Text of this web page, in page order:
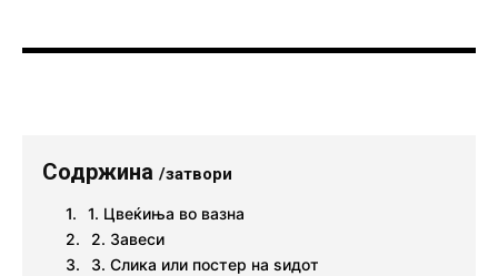
Содржина /затвори
1. Цвеќиња во вазна
2. Завеси
3. Слика или постер на ѕидот